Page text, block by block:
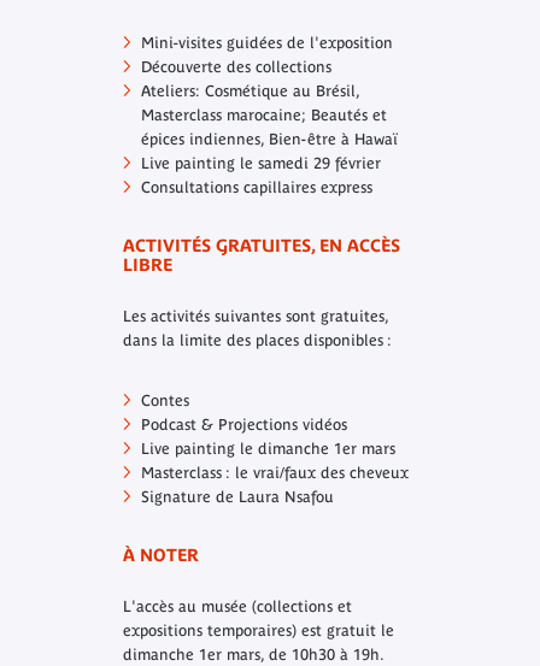
Mini-visites guidées de l'exposition
Découverte des collections
Ateliers: Cosmétique au Brésil,
Masterclass marocaine; Beautés et
épices indiennes, Bien-être à Hawaï
Live painting le samedi 29 février
Consultations capillaires express
ACTIVITÉS GRATUITES, EN ACCÈS
LIBRE
Les activités suivantes sont gratuites,
dans la limite des places disponibles :
Contes
Podcast & Projections vidéos
Live painting le dimanche 1er mars
Masterclass : le vrai/faux des cheveux
Signature de Laura Nsafou
À NOTER
L'accès au musée (collections et
expositions temporaires) est gratuit le
dimanche 1er mars, de 10h30 à 19h.